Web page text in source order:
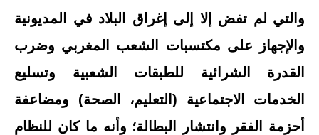
والتي لم تفض إلا إلى إغراق البلاد في المديونية
والإجهاز على مكتسبات الشعب المغربي وضرب
القدرة الشرائية للطبقات الشعبية وتسليع
الخدمات الاجتماعية (التعليم، الصحة) ومضاعفة
أحزمة الفقر وانتشار البطالة؛ وأنه ما كان للنظام